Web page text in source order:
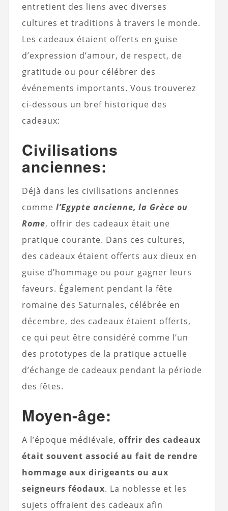
entretient des liens avec diverses
cultures et traditions à travers le monde.
Les cadeaux étaient offerts en guise
d’expression d’amour, de respect, de
gratitude ou pour célébrer des
événements importants. Vous trouverez
ci-dessous un bref historique des
cadeaux:
Civilisations
anciennes:
Déjà dans les civilisations anciennes
comme l’Egypte ancienne, la Grèce ou
Rome, offrir des cadeaux était une
pratique courante. Dans ces cultures,
des cadeaux étaient offerts aux dieux en
guise d’hommage ou pour gagner leurs
faveurs. Également pendant la fête
romaine des Saturnales, célébrée en
décembre, des cadeaux étaient offerts,
ce qui peut être considéré comme l’un
des prototypes de la pratique actuelle
d’échange de cadeaux pendant la période
des fêtes.
Moyen-âge:
A l’époque médiévale, offrir des cadeaux
était souvent associé au fait de rendre
hommage aux dirigeants ou aux
seigneurs féodaux. La noblesse et les
sujets offraient des cadeaux afin